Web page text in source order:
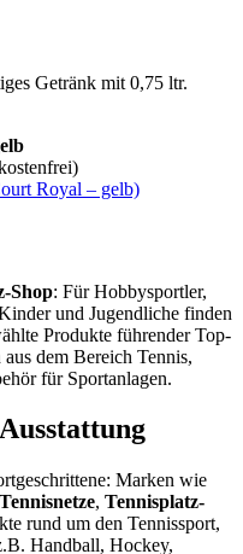
Getränk mit 0,75 ltr.
Royal – gelb)
Shop: Für Hobbysportler,
und Jugendliche finden
Produkte führender Top-
dem Bereich Tennis,
für Sportanlagen.
Marken wie
, Tennisplatz-
rund um den Tennissport,
Handball, Hockey,